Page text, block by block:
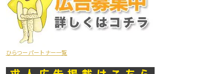
ひらつーパートナー一覧